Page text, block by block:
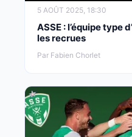
5 AOÛT 2025, 18:30
ASSE : l’équipe type
les recrues
Par Fabien Chorlet